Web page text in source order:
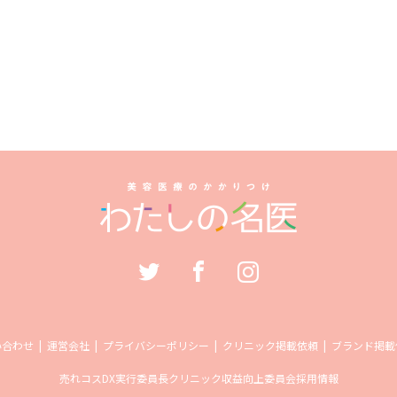
わせ 運営会社 プライバシーポリシー クリニック掲載依頼 ブランド掲
売れコスDX実行委員長クリニック収益向上委員会採用情報